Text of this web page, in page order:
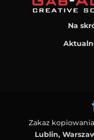
Na
Zakaz
Lublin,